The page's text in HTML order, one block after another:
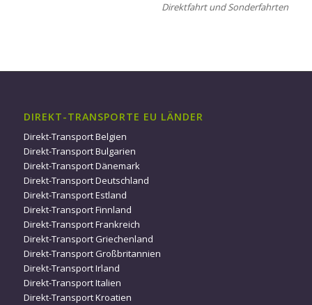
Direktfahrt und Sonderfahrten
DIREKT-TRANSPORTE EU LÄNDER
Direkt-Transport Belgien
Direkt-Transport Bulgarien
Direkt-Transport Dänemark
Direkt-Transport Deutschland
Direkt-Transport Estland
Direkt-Transport Finnland
Direkt-Transport Frankreich
Direkt-Transport Griechenland
Direkt-Transport Großbritannien
Direkt-Transport Irland
Direkt-Transport Italien
Direkt-Transport Kroatien